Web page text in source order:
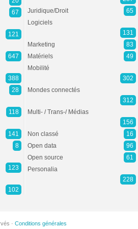
67
121
647
388
28
118
141
8
123
102
Juridique/Droit
65
Logiciels
131
Marketing
83
Matériels
49
Mobilité
302
Mondes connectés
312
Multi- / Trans-/ Médias
156
Non classé
16
Open data
96
Open source
61
Personalia
228
· Conditions générales